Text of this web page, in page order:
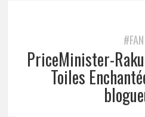
#FAN
PriceMinister-
Toiles